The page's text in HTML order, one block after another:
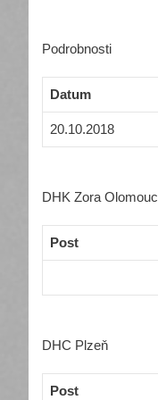
Podrobnosti
Datum
20.10.2018
DHK Zora Olomouc
Post
DHC Plzeň
Post